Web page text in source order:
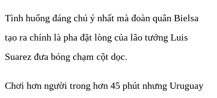
Tình huống đáng chú ý nhất mà đoàn quân Bielsa
tạo ra chính là pha đặt lòng của lão tướng Luis
Suarez đưa bóng chạm cột dọc.
Chơi hơn người trong hơn 45 phút nhưng Uruguay